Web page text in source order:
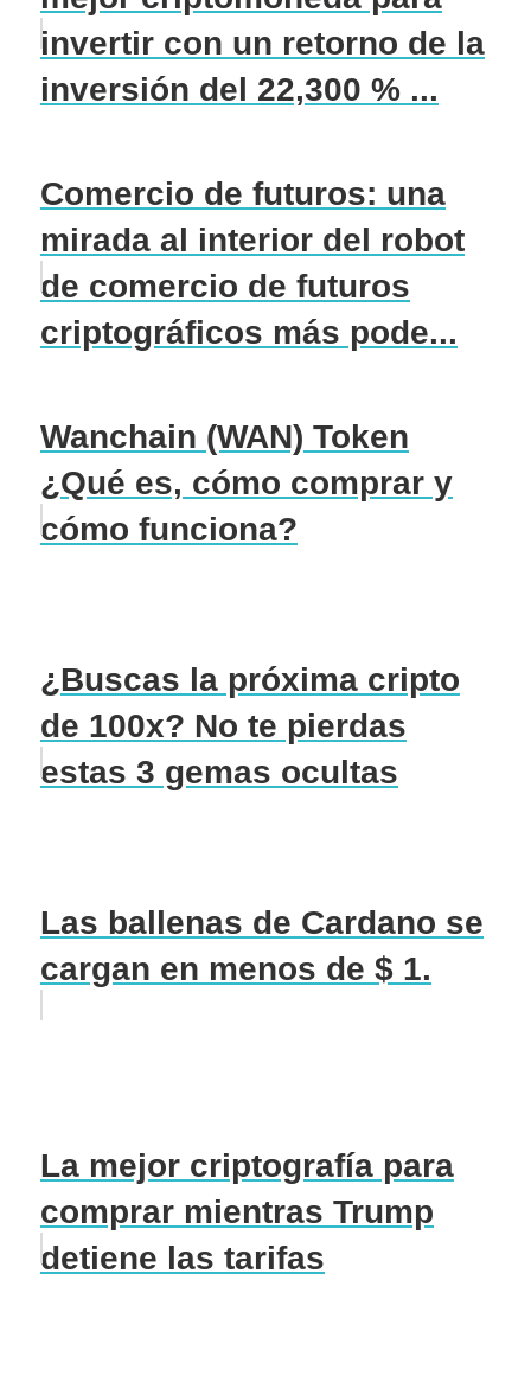
invertir con un retorno de la
inversión del 22,300 % ...
Comercio de futuros: una
mirada al interior del robot
de comercio de futuros
criptográficos más pode...
Wanchain (WAN) Token
¿Qué es, cómo comprar y
cómo funciona?
¿Buscas la próxima cripto
de 100x? No te pierdas
estas 3 gemas ocultas
Las ballenas de Cardano se
cargan en menos de $ 1.
La mejor criptografía para
comprar mientras Trump
detiene las tarifas